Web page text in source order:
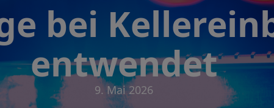
bei
entwendet
9. Mai 2026